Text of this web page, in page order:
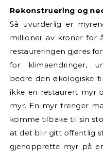
Rekonstruering og
Så uvurderlig er
millioner av kroner for
restaureringen gjøres
for klimaendringer,
bedre den økologiske
ikke en restaurert myr
myr. En myr trenger
komme tilbake til sin
at det blir gitt offentlig
gjenopprette myr på